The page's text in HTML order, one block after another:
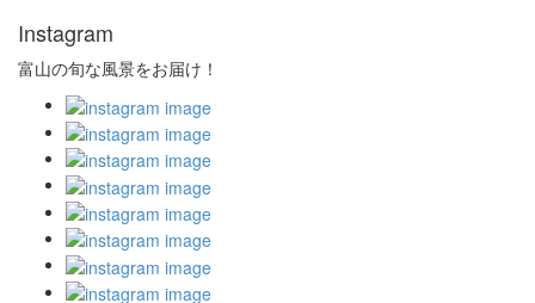
Instagram
富山の旬な風景をお届け！